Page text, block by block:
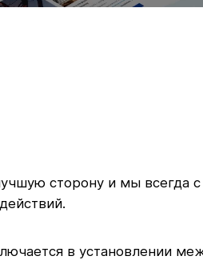
сторону и мы всегда
в установлении